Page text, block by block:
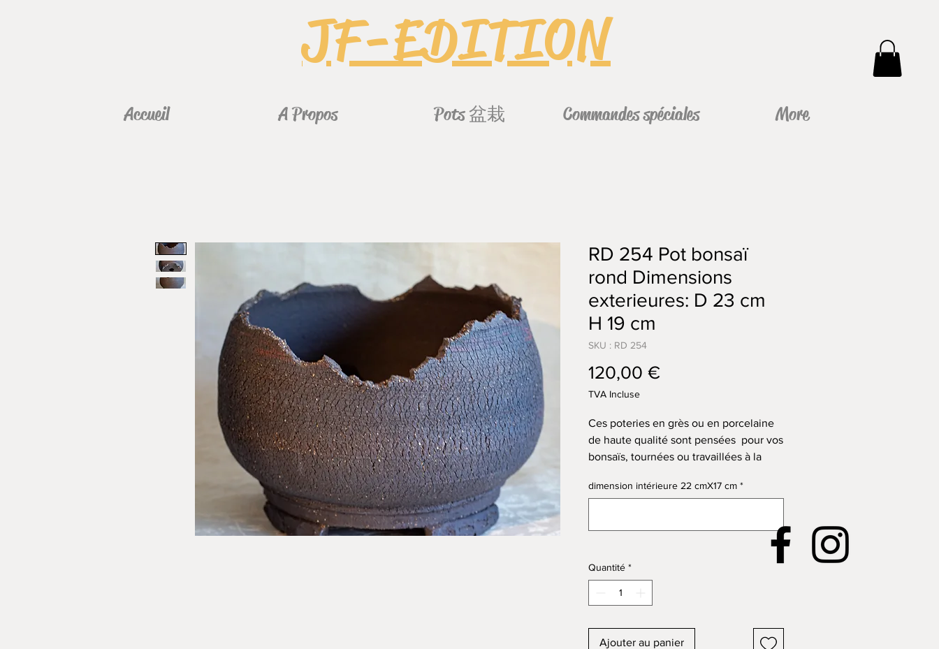
JF-EDITION
Accueil A Propos Pots 盆栽 Commandes spéciales More
RD 254 Pot bonsaï
rond Dimensions
exterieures: D 23 cm
H 19 cm
SKU : RD 254
120,00 €Prix
TVA Incluse
Ces poteries en grès ou en porcelaine
de haute qualité sont pensées pour vos
bonsaïs, tournées ou travaillées à la
une texture.
d’environ 2 cm, il est prévu également
attacher l’arbre à son pot.
Elles sont ensuite cuites à 950° dans
un four électrique pour permettre à
La recherche d’émail est un moment
dimension intérieure 22 cmX17 cm *
0/1
Quantité *
Ajouter au panier